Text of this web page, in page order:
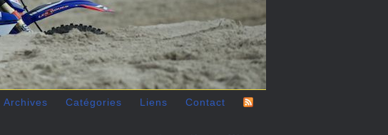
Archives Catégories Liens Contact